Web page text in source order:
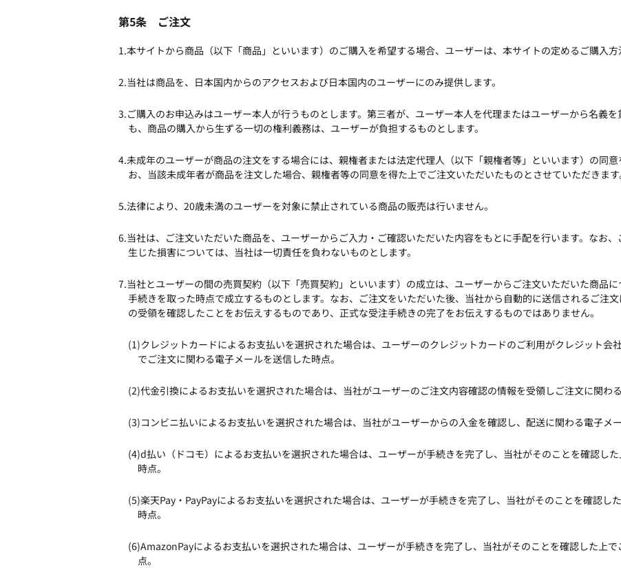
第5条 ご注文
1.本サイトから商品（以下「商品」といいます）のご購入を希望する場合、ユーザーは、本サイトの定めるご購入方
2.当社は商品を、日本国内からのアクセスおよび日本国内のユーザーにのみ提供します。
3.ご購入のお申込みはユーザー本人が行うものとします。第三者が、ユーザー本人を代理またはユーザーから名義
も、商品の購入から生ずる一切の権利義務は、ユーザーが負担するものとします。
4.未成年のユーザーが商品の注文をする場合には、親権者または法定代理人（以下「親権者等」といいます）の同
お、当該未成年者が商品を注文した場合、親権者等の同意を得た上でご注文いただいたものとさせていただきます
5.法律により、20歳未満のユーザーを対象に禁止されている商品の販売は行いません。
6.当社は、ご注文いただいた商品を、ユーザーからご入力・ご確認いただいた内容をもとに手配を行います。なお
生じた損害については、当社は一切責任を負わないものとします。
7.当社とユーザーの間の売買契約（以下「売買契約」といいます）の成立は、ユーザーからご注文いただいた商品
手続きを取った時点で成立するものとします。なお、ご注文をいただいた後、当社から自動的に送信されるご注
の受領を確認したことをお伝えするものであり、正式な受注手続きの完了をお伝えするものではありません。
(1)クレジットカードによるお支払いを選択された場合は、ユーザーのクレジットカードのご利用がクレジット会
でご注文に関わる電子メールを送信した時点。
(2)代金引換によるお支払いを選択された場合は、当社がユーザーのご注文内容確認の情報を受領しご注文に関わ
(3)コンビニ払いによるお支払いを選択された場合は、当社がユーザーからの入金を確認し、配送に関わる電子メ
(4)d払い（ドコモ）によるお支払いを選択された場合は、ユーザーが手続きを完了し、当社がそのことを確認し
時点。
(5)楽天Pay・PayPayによるお支払いを選択された場合は、ユーザーが手続きを完了し、当社がそのことを確認し
時点。
(6)AmazonPayによるお支払いを選択された場合は、ユーザーが手続きを完了し、当社がそのことを確認した上
点。